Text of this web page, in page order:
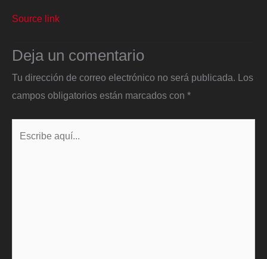
Source link
Deja un comentario
Tu dirección de correo electrónico no será publicada. Los
campos obligatorios están marcados con *